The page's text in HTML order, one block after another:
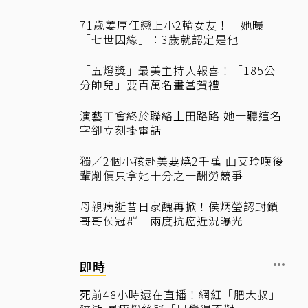
71歲姜厚任戀上小2輪女友！ 她曝
「七世因緣」：3歲就認定是他
「五燈獎」最美主持人報喜！「185公
分帥兒」要百萬名畫當賀禮
演藝工會終於聯絡上田路路 她一聽這名
字卻立刻掛電話
獨／2個小孩赴美要燒2千萬 曲艾玲嘆後
輩削價只拿她十分之一酬勞競爭
母親病逝昔日家醜再掀！侯炳瑩認封鎖
哥哥侯冠群 兩度抗癌近況曝光
即時
死前48小時還在直播！網紅「肥大叔」